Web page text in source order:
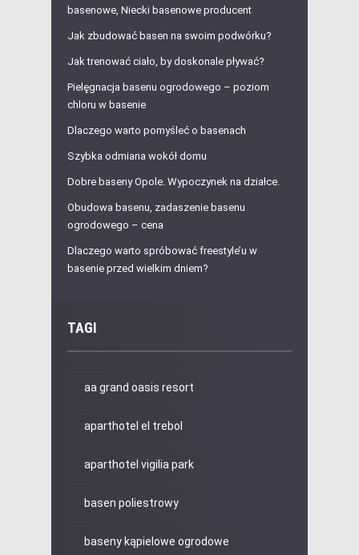
basenowe, Niecki basenowe producent
Jak zbudować basen na swoim podwórku?
Jak trenować ciało, by doskonale pływać?
Pielęgnacja basenu ogrodowego – poziom
chloru w basenie
Dlaczego warto pomyśleć o basenach
Szybka odmiana wokół domu
Dobre baseny Opole. Wypoczynek na działce.
Obudowa basenu, zadaszenie basenu
ogrodowego – cena
Dlaczego warto spróbować freestyle’u w
basenie przed wielkim dniem?
TAGI
aa grand oasis resort
aparthotel el trebol
aparthotel vigilia park
basen poliestrowy
baseny kąpielowe ogrodowe